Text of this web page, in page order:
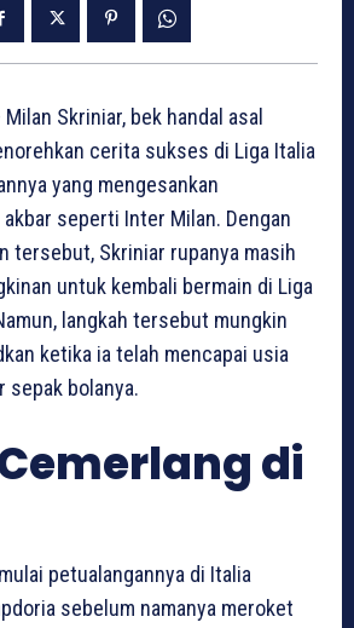
Milan Skriniar, bek handal asal
cerita sukses di Liga Italia
yang mengesankan
seperti Inter Milan. Dengan
tersebut, Skriniar rupanya masih
untuk kembali bermain di Liga
langkah tersebut mungkin
ketika ia telah mencapai usia
sepak bolanya.
di
petualangannya di Italia
sebelum namanya meroket